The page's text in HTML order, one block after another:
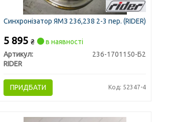
Синхронізатор ЯМЗ 236,238 2-3 пер. (RIDER)
5 895₴
в наявності
Артикул:
236-1701150-Б2
RIDER
ПРИДБАТИ Код: 52347-4